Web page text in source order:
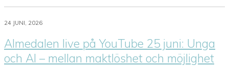
24 JUNI, 2026
Almedalen live på YouTube 25 juni: Unga
och AI – mellan maktlöshet och möjlighet